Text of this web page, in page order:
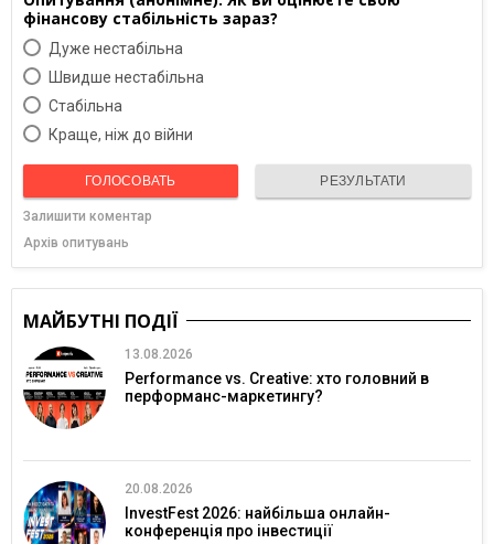
фінансову стабільність зараз?
Дуже нестабільна
Швидше нестабільна
Cтабільна
Краще, ніж до війни
ГОЛОСОВАТЬ РЕЗУЛЬТАТИ
Залишити коментар
Архів опитувань
МАЙБУТНІ ПОДІЇ
13.08.2026
Performance vs. Creative: хто головний в
перформанс-маркетингу?
20.08.2026
InvestFest 2026: найбільша онлайн-
конференція про інвестиції